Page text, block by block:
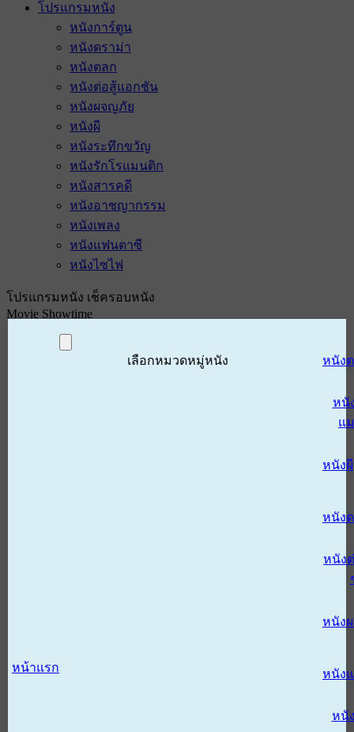
โปรแกรมหนัง
หนังการ์ตูน
หนังดราม่า
หนังตลก
หนังต่อสู้แอกชัน
หนังผจญภัย
หนังผี
หนังระทึกขวัญ
หนังรักโรแมนติก
หนังสารคดี
หนังอาชญากรรม
หนังเพลง
หนังแฟนตาซี
หนังไซไฟ
โปรแกรมหนัง เช็ครอบหนัง
Movie Showtime
หน้าแรก
เลือกหมวดหมู่หนัง หนัง
หนั
แ
หนังผี
หนัง
หนัง
หนัง
หนัง
หนั